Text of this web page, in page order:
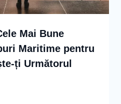
Mai Bune
Maritime pentru
ți Următorul